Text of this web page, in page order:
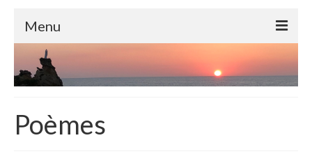
Menu
Méditer
Homélies, Poèmes
Homélies
Poèmes